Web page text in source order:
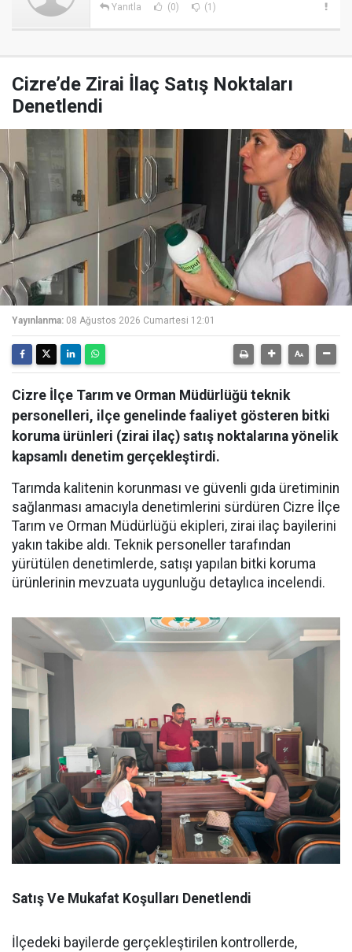
Yanıtla (0) (1)
Cizre’de Zirai İlaç Satış Noktaları
Denetlendi
Yayınlanma: 08 Ağustos 2026 Cumartesi 12:01
Cizre İlçe Tarım ve Orman Müdürlüğü teknik
personelleri, ilçe genelinde faaliyet gösteren bitki
koruma ürünleri (zirai ilaç) satış noktalarına yönelik
kapsamlı denetim gerçekleştirdi.
Tarımda kalitenin korunması ve güvenli gıda üretiminin
sağlanması amacıyla denetimlerini sürdüren Cizre İlçe
Tarım ve Orman Müdürlüğü ekipleri, zirai ilaç bayilerini
yakın takibe aldı. Teknik personeller tarafından
yürütülen denetimlerde, satışı yapılan bitki koruma
ürünlerinin mevzuata uygunluğu detaylıca incelendi.
Satış Ve Mukafat Koşulları Denetlendi
İlçedeki bayilerde gerçekleştirilen kontrollerde,